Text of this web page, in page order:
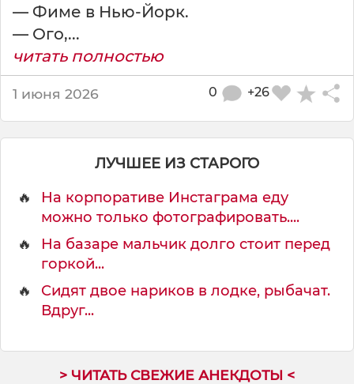
— Фиме в Нью-Йорк.
— Ого,...
читать полностью
1 июня 2026 +26
0
ЛУЧШЕЕ ИЗ СТАРОГО
🔥
На корпоративе Инстаграма еду
можно только фотографировать....
🔥
На базаре мальчик долго стоит перед
горкой...
🔥
Сидят двое нариков в лодке, рыбачат.
Вдруг...
> ЧИТАТЬ СВЕЖИЕ АНЕКДОТЫ <